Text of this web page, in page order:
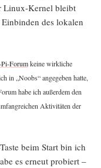
Linux-Ker­nel bleibt
des loka­len
Forumkei­ne wirk­li­che
in „Noobs“ ange­ge­ben hat­te,
habe ich außer­dem den
Akti­vi­tä­ten der
beim Start bin ich
es erneut pro­biert –